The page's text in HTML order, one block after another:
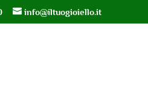
info@iltuogioiello.it